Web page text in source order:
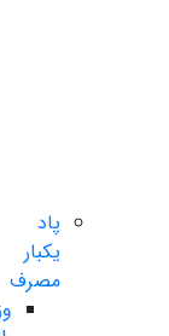
پاد
یکبار
مصرف